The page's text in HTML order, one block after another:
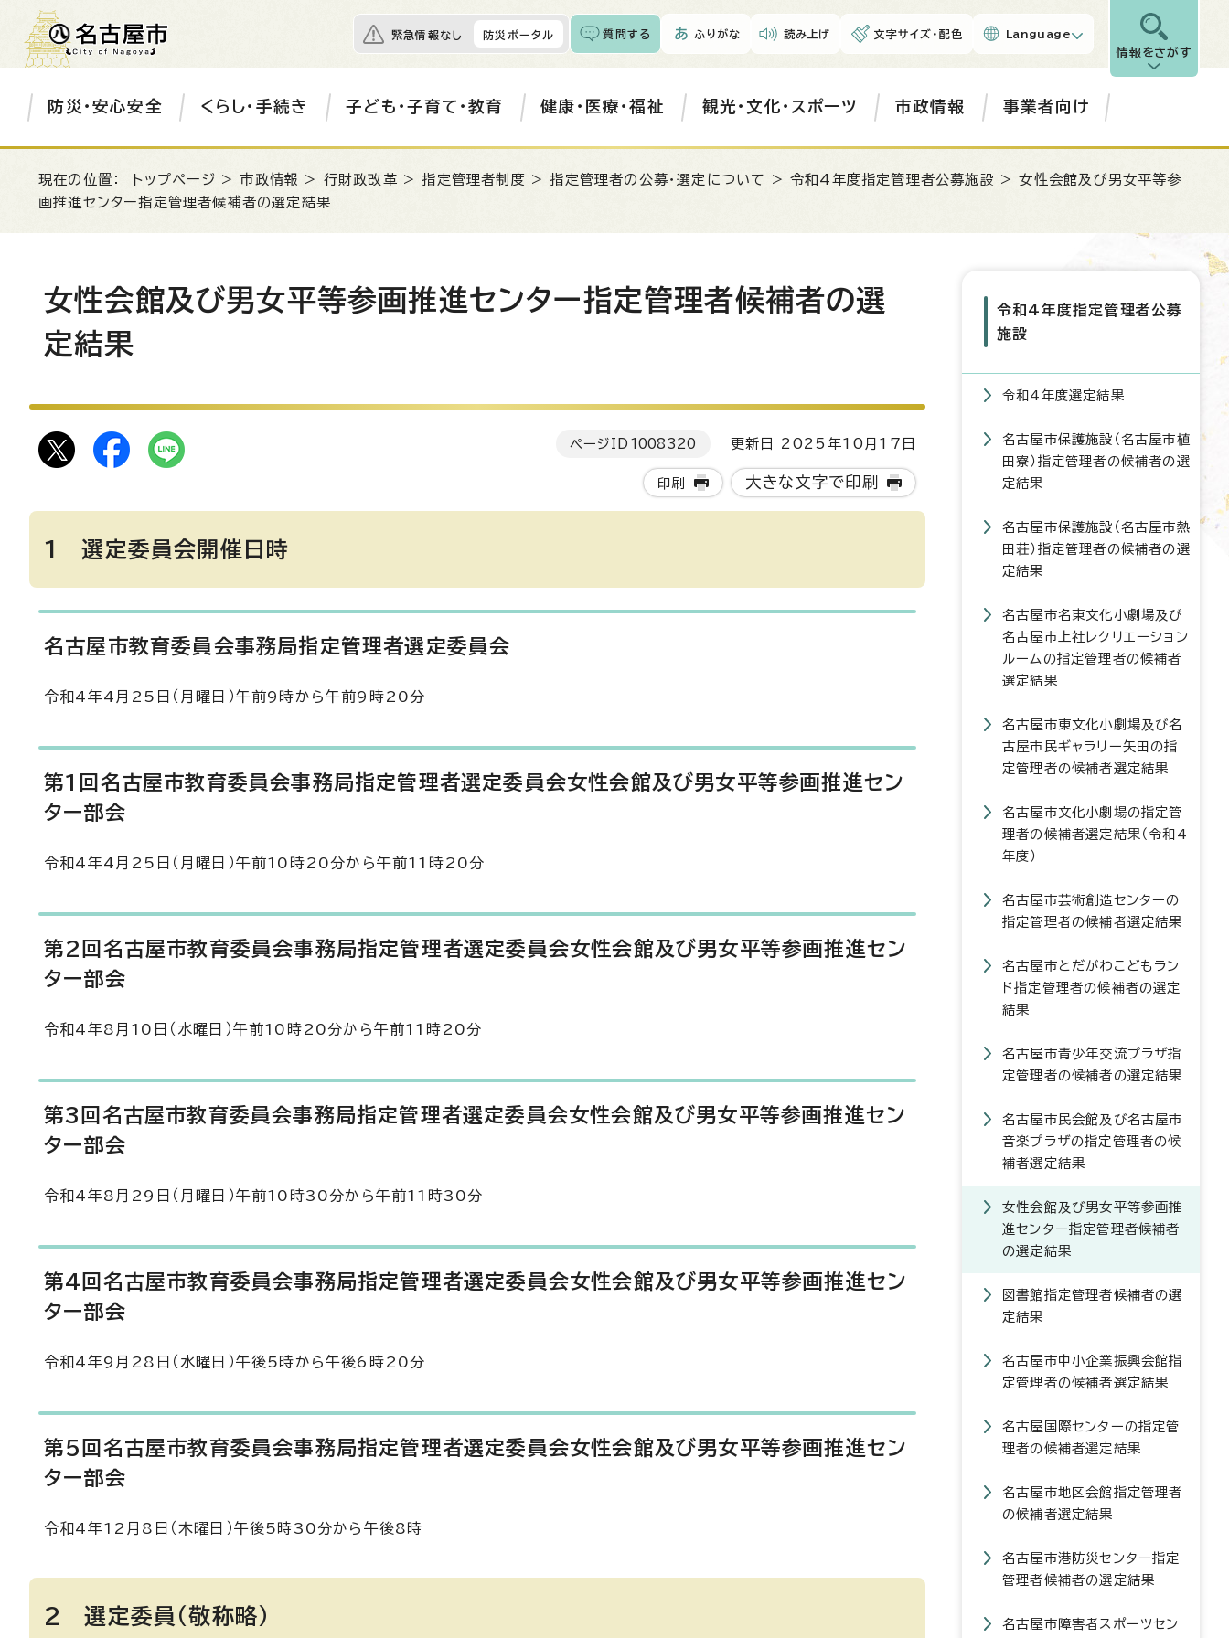
緊急情報なし 防災ポータル 質問する ふりがな 読み上げ 文字サイズ・配色 Language
情報をさがす
防災・安心安全 くらし・手続き 子ども・子育て・教育 健康・医療・福祉 観光・文化・スポーツ 市政情報 事業者向け
現在の位置： トップページ >市政情報 > 行財政改革 >指定管理者制度 >指定管理者の公募・選定について >令和4年度指定管理者公募施設 > 女性会館及び男女平等参
画推進センター指定管理者候補者の選定結果
女性会館及び男女平等参画推進センター指定管理者候補者の選
定結果
ページID 1008320 更新日 2025年10月17日
印刷 大きな文字で印刷
1 選定委員会開催日時
名古屋市教育委員会事務局指定管理者選定委員会
令和4年4月25日（月曜日）午前9時から午前9時20分
第1回名古屋市教育委員会事務局指定管理者選定委員会女性会館及び男女平等参画推進セン
ター部会
令和4年4月25日（月曜日）午前10時20分から午前11時20分
第2回名古屋市教育委員会事務局指定管理者選定委員会女性会館及び男女平等参画推進セン
ター部会
令和4年8月10日（水曜日）午前10時20分から午前11時20分
第3回名古屋市教育委員会事務局指定管理者選定委員会女性会館及び男女平等参画推進セン
ター部会
令和4年8月29日（月曜日）午前10時30分から午前11時30分
第4回名古屋市教育委員会事務局指定管理者選定委員会女性会館及び男女平等参画推進セン
ター部会
令和4年9月28日（水曜日）午後5時から午後6時20分
第5回名古屋市教育委員会事務局指定管理者選定委員会女性会館及び男女平等参画推進セン
ター部会
令和4年12月8日（木曜日）午後5時30分から午後8時
2 選定委員（敬称略）
令和4年度指定管理者公募
施設
令和4年度選定結果
名古屋市保護施設（名古屋市植
田寮）指定管理者の候補者の選
定結果
名古屋市保護施設（名古屋市熱
田荘）指定管理者の候補者の選
定結果
名古屋市名東文化小劇場及び
名古屋市上社レクリエーション
ルームの指定管理者の候補者
選定結果
名古屋市東文化小劇場及び名
古屋市民ギャラリー矢田の指
定管理者の候補者選定結果
名古屋市文化小劇場の指定管
理者の候補者選定結果（令和4
年度）
名古屋市芸術創造センターの
指定管理者の候補者選定結果
名古屋市とだがわこどもラン
ド指定管理者の候補者の選定
結果
名古屋市青少年交流プラザ指
定管理者の候補者の選定結果
名古屋市民会館及び名古屋市
音楽プラザの指定管理者の候
補者選定結果
女性会館及び男女平等参画推
進センター指定管理者候補者
の選定結果
図書館指定管理者候補者の選
定結果
名古屋市中小企業振興会館指
定管理者の候補者選定結果
名古屋国際センターの指定管
理者の候補者選定結果
名古屋市地区会館指定管理者
の候補者選定結果
名古屋市港防災センター指定
管理者候補者の選定結果
名古屋市障害者スポーツセン